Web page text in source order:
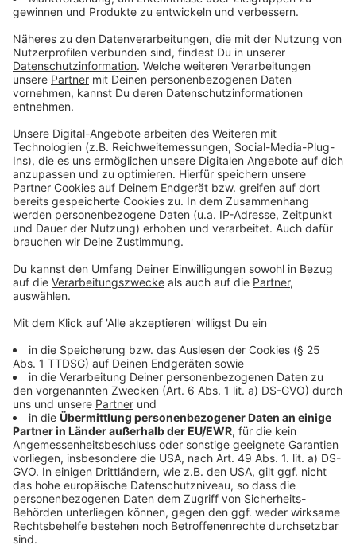
verarbeitet Tony Bauer seine Krankheitsgeschichte.
Der Titel bezieht sich auf eine Beschreibung seines
Arztes, der ihm als Kind sagte, er sei wie ein
Fallschirmspringer - in dem Sinne, dass er lebenslang
bei sich tragen müsse. Dieser Rucksack ist ein
ständiger Begleiter, über ihn wird er künstlich ernährt.
Die Programmtitel-Hommage ist dabei eine Referenz
an jenen Arzt, dem er sein Leben verdankt.
Anzeige
Die Krankheit Kurzdarmsyndrom
Tony Bauer leidet an einem Kurzdarmsyndrom: Seit
einem schweren chirurgischen Eingriff in seiner
Kindheit - bei dem ein Großteil des Dünndarms
entfernt wurde - ist er dauerhaft auf parenterale
Ernährung angewiesen. Dafür trägt er einen Rucksack
mit einem Infusionsbeutel, verbunden über einen
Schlauch. In der Vergangenheit war er mehrere Male
im Koma, er litt unter Erblindung und weiteren
gesundheitlichen Komplikationen. Trotz dieser
Erkrankung tritt er offen damit auf und